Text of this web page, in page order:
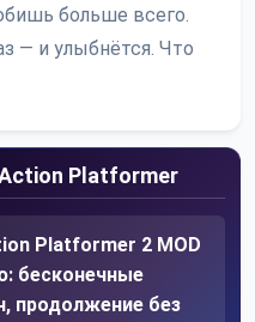
больше всего.
— и улыбнётся. Что
Platformer
Platformer 2 MOD
бесконечные
продолжение без